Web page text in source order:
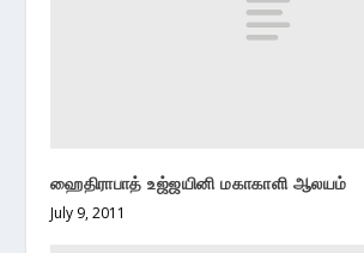
ஹைதிராபாத் உஜ்ஜயினி மகாகாளி ஆலயம்
July 9, 2011